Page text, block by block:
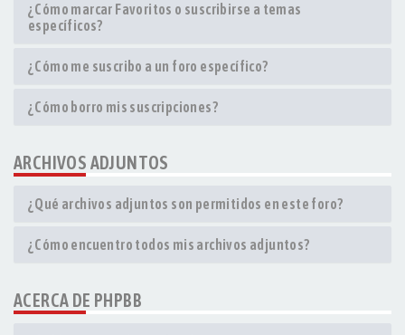
¿Cómo marcar Favoritos o suscribirse a temas
específicos?
¿Cómo me suscribo a un foro específico?
¿Cómo borro mis suscripciones?
ARCHIVOS ADJUNTOS
¿Qué archivos adjuntos son permitidos en este foro?
¿Cómo encuentro todos mis archivos adjuntos?
ACERCA DE PHPBB